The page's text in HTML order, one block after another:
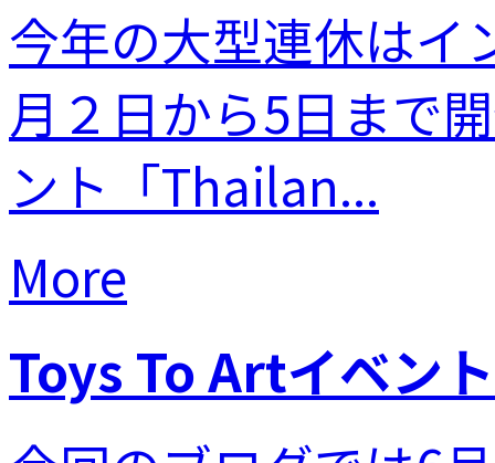
今年の大型連休はイ
月２日から5日まで
ント「Thailan...
More
Toys To Artイベン